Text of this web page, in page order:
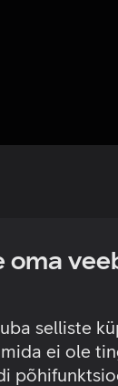
oma
selliste
ei ole